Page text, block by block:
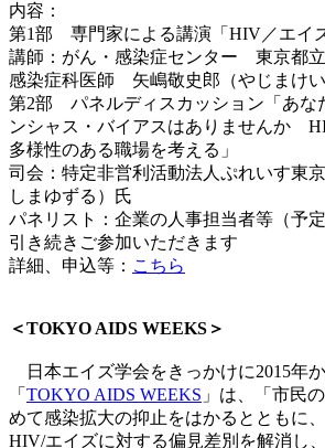
内容：
第1部 専門家による講演「HIV／エイ
講師：がん・感染症センター 東京都
感染症科医師 矢嶋敬史郎（やじまけ
第2部 パネルディスカッション「あな
ンシャス・バイアスはありませんか
多様性のある職場を考える」
司会：特定非営利活動法人ぷれいす東
しまゆずる）氏
パネリスト：企業の人事担当者等（予
引き続きご参加いただきます
詳細、申込等： こちら
＜TOKYO AIDS WEEKS＞
日本エイズ学会をきっかけに2015年
「 TOKYO AIDS WEEKS 」は、「市民
めて感染拡大の抑止をはかるとともに
HIV/エイズに対する偏見差別を解消し